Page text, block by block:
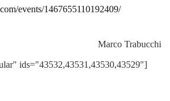
events/1467655110192409/
Marco Trabucchi
ids="43532,43531,43530,43529"]